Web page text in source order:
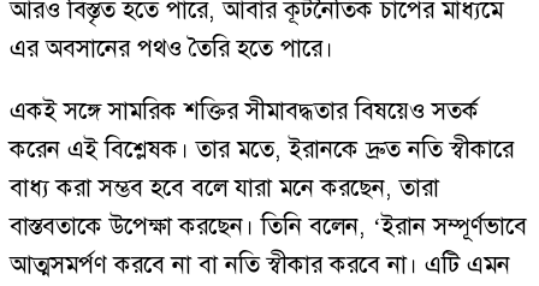
আরও বিস্তৃত হতে পারে, আবার কূটনৈতিক চাপের মাধ্যমে
এর অবসানের পথও তৈরি হতে পারে।
একই সঙ্গে সামরিক শক্তির সীমাবদ্ধতার বিষয়েও সতর্ক
করেন এই বিশ্লেষক। তার মতে, ইরানকে দ্রুত নতি স্বীকারে
বাধ্য করা সম্ভব হবে বলে যারা মনে করছেন, তারা
বাস্তবতাকে উপেক্ষা করছেন। তিনি বলেন, ‘ইরান সম্পূর্ণভাবে
আত্মসমর্পণ করবে না বা নতি স্বীকার করবে না। এটি এমন